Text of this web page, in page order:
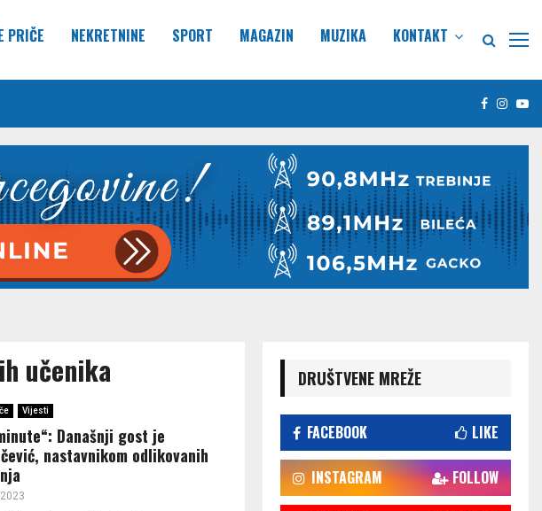
PRIČE NEKRETNINE SPORT MAGAZIN MUZIKA KONTAKT
Facebook
učenika
Vijesti
Današnji gost je
nastavnikom odlikovanih
DRUŠTVENE MREŽE
FACEBOOK LIKE
INSTAGRAM FOLLOW